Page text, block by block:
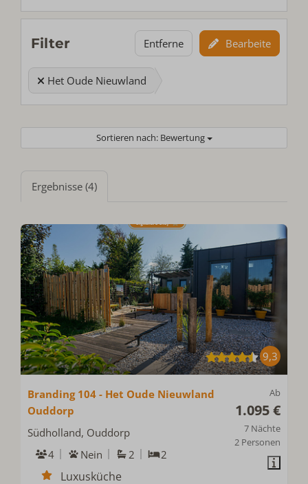
Filter Entferne Bearbeite
Het Oude Nieuwland
Sortieren nach: Bewertung
Ergebnisse (4)
9,3
Ab
1.095 €
7 Nächte
2 Personen
Branding 104 - Het Oude Nieuwland
Ouddorp
Südholland, Ouddorp
4
Nein 2 2
Luxusküche